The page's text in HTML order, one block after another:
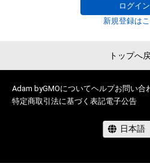
ログイン
新規登録は
トップへ
Adam byGMOについてヘルプお問い合
特定商取引法に基づく表記電子公告